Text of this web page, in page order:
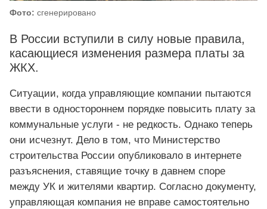
Фото: сгенерировано
В России вступили в силу новые правила,
касающиеся изменения размера платы за
ЖКХ.
Ситуации, когда управляющие компании пытаются
ввести в одностороннем порядке повысить плату за
коммунальные услуги - не редкость. Однако теперь
они исчезнут. Дело в том, что Министерство
строительства России опубликовало в интернете
разъяснения, ставящие точку в давнем споре
между УК и жителями квартир. Согласно документу,
управляющая компания не вправе самостоятельно